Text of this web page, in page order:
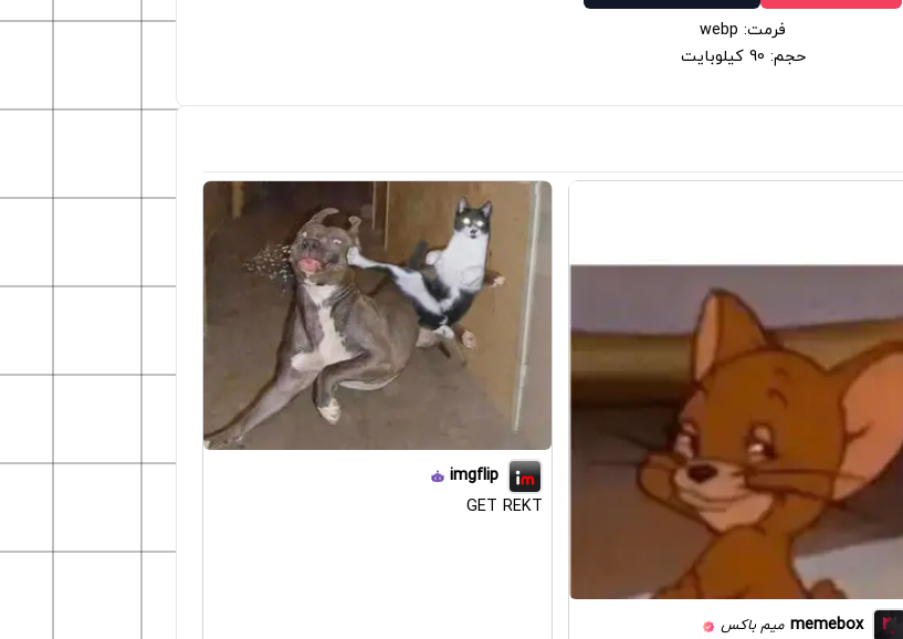
فرمت: webp
حجم: 90 کیلوبایت
memebox میم باکس
imgflip
GET REKT